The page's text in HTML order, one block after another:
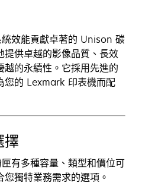
效能貢獻卓著的 Unison 碳
提供卓越的影像品質、長效
越的永續性。它採用先進的
您的 Lexmark 印表機而配
擇
有多種容量、類型和價位可
獨特業務需求的選項。